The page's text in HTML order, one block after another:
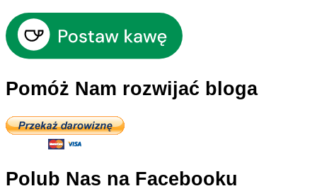
Pomóż Nam rozwijać bloga
Polub Nas na Facebooku